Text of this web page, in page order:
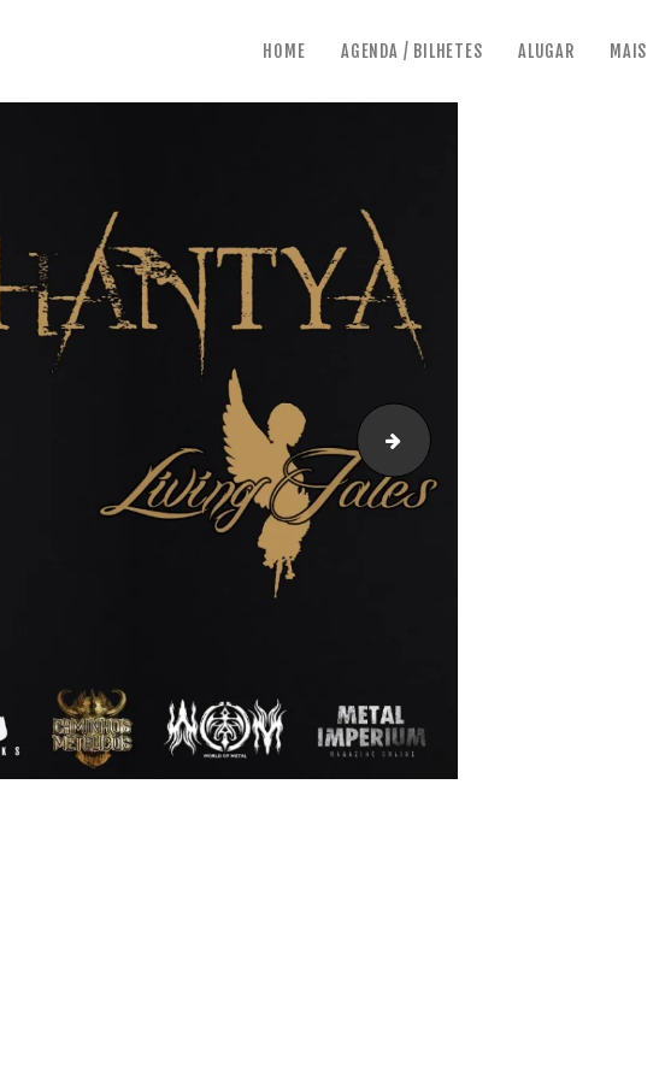
HOME AGENDA / BILHETES ALUGAR MAIS
Concerto Enchantya